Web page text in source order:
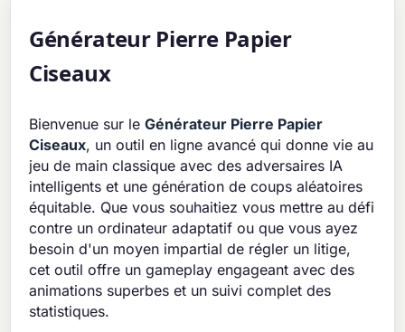
Générateur Pierre Papier
Ciseaux
Bienvenue sur leGénérateur Pierre Papier
Ciseaux, un outil en ligne avancé qui donne vie au
jeu de main classique avec des adversaires IA
intelligents et une génération de coups aléatoires
équitable. Que vous souhaitiez vous mettre au défi
contre un ordinateur adaptatif ou que vous ayez
besoin d'un moyen impartial de régler un litige,
cet outil offre un gameplay engageant avec des
animations superbes et un suivi complet des
statistiques.